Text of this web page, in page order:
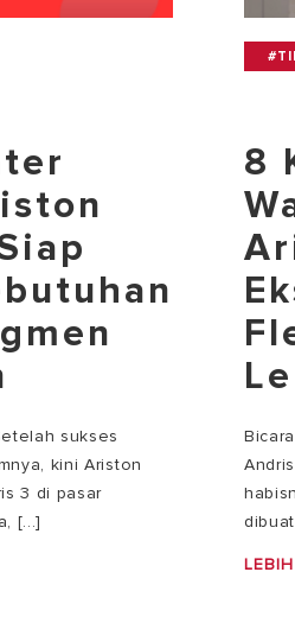
sukses
kini Ariston
3 di pasar
[...]
8